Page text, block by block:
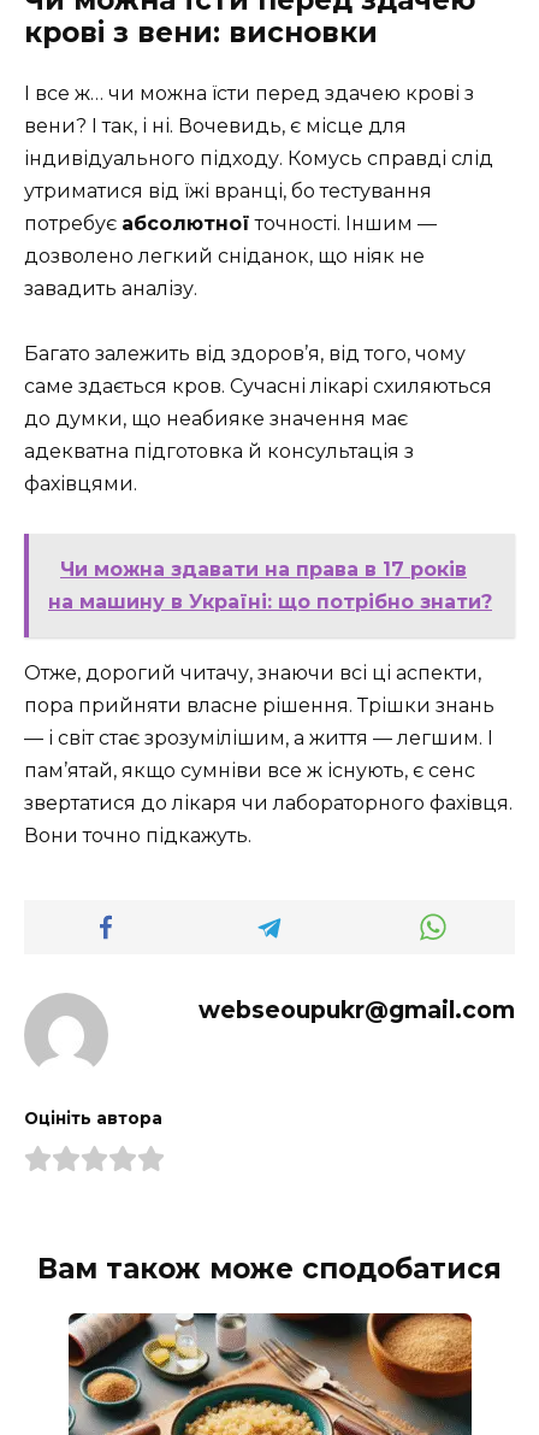
крові з вени: висновки
І все ж… чи можна їсти перед здачею крові з
вени? І так, і ні. Вочевидь, є місце для
індивідуального підходу. Комусь справді слід
утриматися від їжі вранці, бо тестування
потребує абсолютної точності. Іншим —
дозволено легкий сніданок, що ніяк не
завадить аналізу.
Багато залежить від здоров’я, від того, чому
саме здається кров. Сучасні лікарі схиляються
до думки, що неабияке значення має
адекватна підготовка й консультація з
фахівцями.
Чи можна здавати на права в 17 років
на машину в Україні: що потрібно знати?
Отже, дорогий читачу, знаючи всі ці аспекти,
пора прийняти власне рішення. Трішки знань
— і світ стає зрозумілішим, а життя — легшим. І
пам’ятай, якщо сумніви все ж існують, є сенс
звертатися до лікаря чи лабораторного фахівця.
Вони точно підкажуть.
webseoupukr@gmail.com
Оцініть автора
Вам також може сподобатися